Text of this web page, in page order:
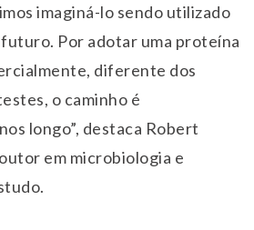
imaginá-lo sendo utilizado
Por adotar uma proteína
diferente dos
o caminho é
longo”, destaca Robert
em microbiologia e